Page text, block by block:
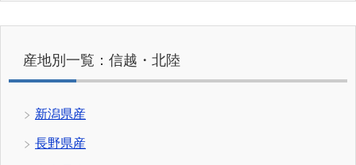
産地別一覧：信越・北陸
新潟県産
長野県産